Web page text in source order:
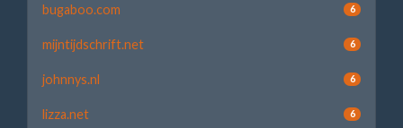
bugaboo.com 6
mijntijdschrift.net 6
johnnys.nl 6
lizza.net 6